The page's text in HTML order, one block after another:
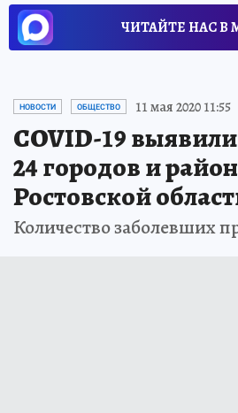
ЧИТАЙТЕ НАС В
НОВОСТИ ОБЩЕСТВО 11 мая 2020 11:55
COVID-19
24 городов и
Ростовской
Количество заболевших